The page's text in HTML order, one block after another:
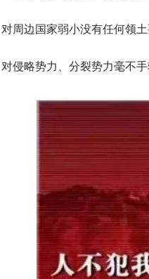
对周边国家弱小没有任何领土
对侵略势力、分裂势力毫不手